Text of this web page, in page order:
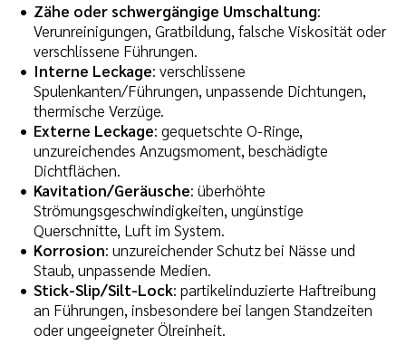
Zähe oder schwergängige Umschaltung:
Verunreinigungen, Gratbildung, falsche Viskosität oder
verschlissene Führungen.
Interne Leckage: verschlissene
Spulenkanten/Führungen, unpassende Dichtungen,
thermische Verzüge.
Externe Leckage: gequetschte O-Ringe,
unzureichendes Anzugsmoment, beschädigte
Dichtflächen.
Kavitation/Geräusche: überhöhte
Strömungsgeschwindigkeiten, ungünstige
Querschnitte, Luft im System.
Korrosion: unzureichender Schutz bei Nässe und
Staub, unpassende Medien.
Stick-Slip/Silt-Lock: partikelinduzierte Haftreibung
an Führungen, insbesondere bei langen Standzeiten
oder ungeeigneter Ölreinheit.